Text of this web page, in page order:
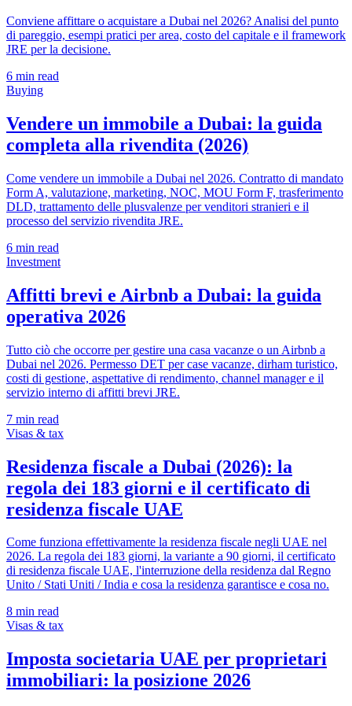
Conviene affittare o acquistare a Dubai nel 2026? Analisi del punto
di pareggio, esempi pratici per area, costo del capitale e il framework
JRE per la decisione.
6 min read
Buying
Vendere un immobile a Dubai: la guida
completa alla rivendita (2026)
Come vendere un immobile a Dubai nel 2026. Contratto di mandato
Form A, valutazione, marketing, NOC, MOU Form F, trasferimento
DLD, trattamento delle plusvalenze per venditori stranieri e il
processo del servizio rivendita JRE.
6 min read
Investment
Affitti brevi e Airbnb a Dubai: la guida
operativa 2026
Tutto ciò che occorre per gestire una casa vacanze o un Airbnb a
Dubai nel 2026. Permesso DET per case vacanze, dirham turistico,
costi di gestione, aspettative di rendimento, channel manager e il
servizio interno di affitti brevi JRE.
7 min read
Visas & tax
Residenza fiscale a Dubai (2026): la
regola dei 183 giorni e il certificato di
residenza fiscale UAE
Come funziona effettivamente la residenza fiscale negli UAE nel
2026. La regola dei 183 giorni, la variante a 90 giorni, il certificato
di residenza fiscale UAE, l'interruzione della residenza dal Regno
Unito / Stati Uniti / India e cosa la residenza garantisce e cosa no.
8 min read
Visas & tax
Imposta societaria UAE per proprietari
immobiliari: la posizione 2026